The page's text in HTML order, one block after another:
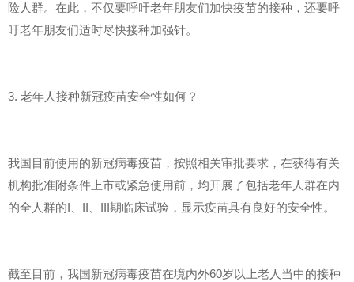
险人群。在此，不仅要呼吁老年朋友们加快疫苗的接种，还要呼
吁老年朋友们适时尽快接种加强针。
3. 老年人接种新冠疫苗安全性如何？
我国目前使用的新冠病毒疫苗，按照相关审批要求，在获得有关
机构批准附条件上市或紧急使用前，均开展了包括老年人群在内
的全人群的I、II、III期临床试验，显示疫苗具有良好的安全性。
截至目前，我国新冠病毒疫苗在境内外60岁以上老人当中的接种